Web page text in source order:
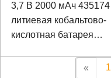
3,7 В 2000 мАч 435174
литиевая кобальтово-
кислотная батарея
« 1